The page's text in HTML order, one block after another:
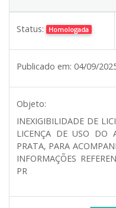
Status: Homologada
Publicado em: 04/09/
Objeto:
INEXIGIBILIDADE DE
LICENÇA DE USO DO
PRATA, PARA
INFORMAÇÕES
PR